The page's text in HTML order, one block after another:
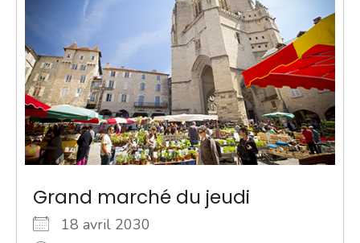
Grand marché du jeudi
18 avril 2030